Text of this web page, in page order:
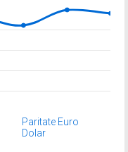
Paritate Euro
Dolar